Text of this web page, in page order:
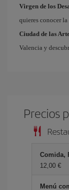
Virgen de los
quieres conocer
Ciudad de las
Valencia y
Precios
Comida,
12,00 €
Menú